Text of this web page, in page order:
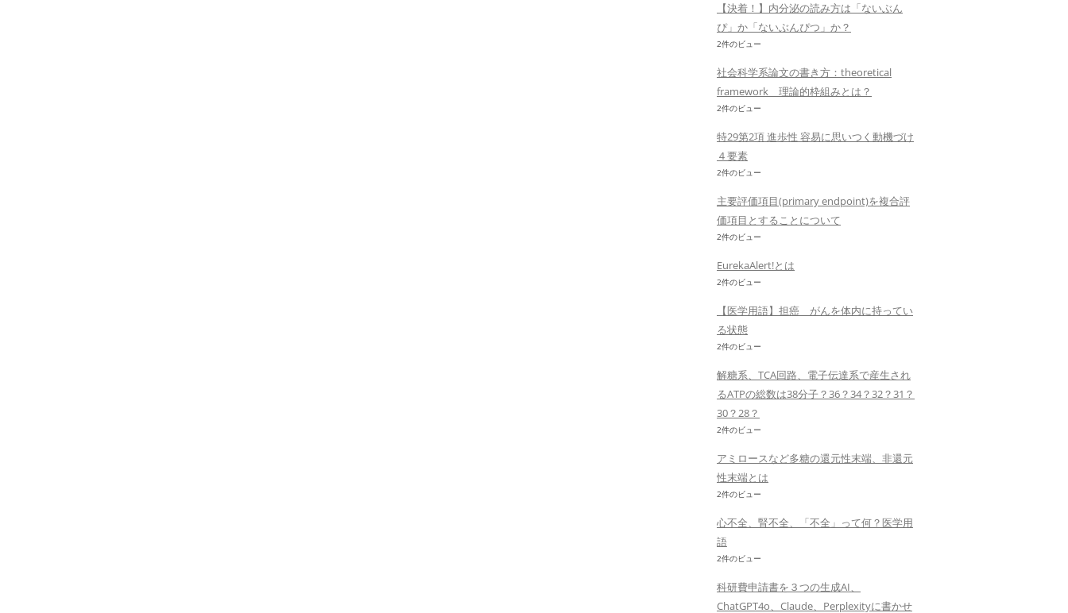
【決着！】内分泌の読み方は「ないぶん
ぴ」か「ないぶんぴつ」か？
2件のビュー
社会科学系論文の書き方：theoretical
framework 理論的枠組みとは？
2件のビュー
特29第2項 進歩性 容易に思いつく動機づけ
４要素
2件のビュー
主要評価項目(primary endpoint)を複合評
価項目とすることについて
2件のビュー
EurekaAlert!とは
2件のビュー
【医学用語】担癌 がんを体内に持ってい
る状態
2件のビュー
解糖系、TCA回路、電子伝達系で産生され
るATPの総数は38分子？36？34？32？31？
30？28？
2件のビュー
アミロースなど多糖の還元性末端、非還元
性末端とは
2件のビュー
心不全、腎不全、「不全」って何？医学用
語
2件のビュー
科研費申請書を３つの生成AI、
ChatGPT4o、Claude、Perplexityに書かせ